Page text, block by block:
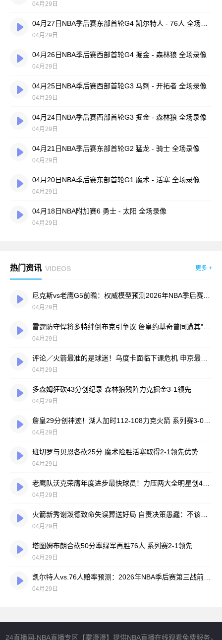
04月29日
04月29日
04月26日NBA季后赛西部首轮G4 掘金 - 森林狼 全场录像
04月29日
04月25日NBA季后赛西部首轮G3 马刺 - 开拓者 全场录像
04月29日
04月24日NBA季后赛西部首轮G3 掘金 - 森林狼 全场录像
04月29日
04月21日NBA季后赛东部首轮G2 猛龙 - 骑士 全场录像
04月29日
04月20日NBA季后赛东部首轮G1 魔术 - 活塞 全场录像
04月29日
04月18日NBA附加赛6 勇士 - 太阳 全场录像
04月29日
热门资讯 VIDEOS 更多 +
04月29日
04月29日
04月29日
多森姆狂砍43分创纪录 森林狼残阵力克掘金3-1领先
04月29日
04月29日
班切罗与贝恩各砍25分 魔术险胜活塞取得2-1领先优势
04月29日
04月29日
04月29日
塔图姆布朗合砍50分率绿军再胜76人 系列赛2-1领先
04月29日
04月29日
24直播网-NBA直播专区【雾漫漫】提供NBA直播在线观看免费服务，